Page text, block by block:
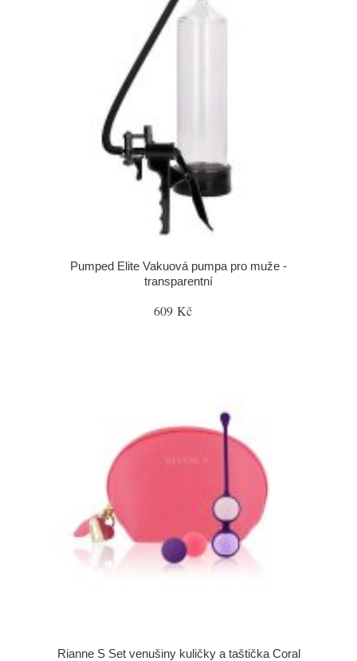
Pumped Elite Vakuová pumpa pro muže -
transparentní
609 Kč
Rianne S Set venušiny kuličky a taštička Coral